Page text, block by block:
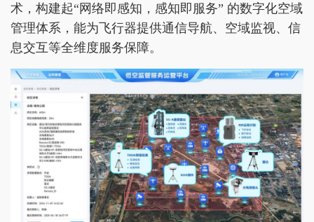
术，构建起“网络即感知，感知即服务” 的数字化空域
管理体系，能为飞行器提供通信导航、空域监视、信
息交互等全维度服务保障。